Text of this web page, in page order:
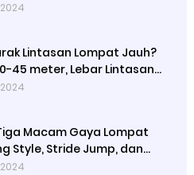
Lintasan Lompat Jauh?
45 meter, Lebar Lintasan
Macam Gaya Lompat
Style, Stride Jump, dan